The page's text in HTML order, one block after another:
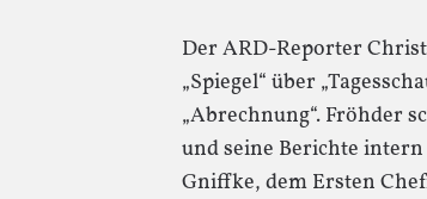
Der ARD-Reporter
„Spiegel“ über
„Abrechnung“. Fröhder
und seine Berichte
Gniffke, dem Ersten